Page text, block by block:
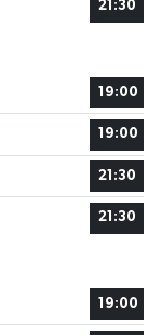
21:30
19:00
19:00
21:30
21:30
19:00